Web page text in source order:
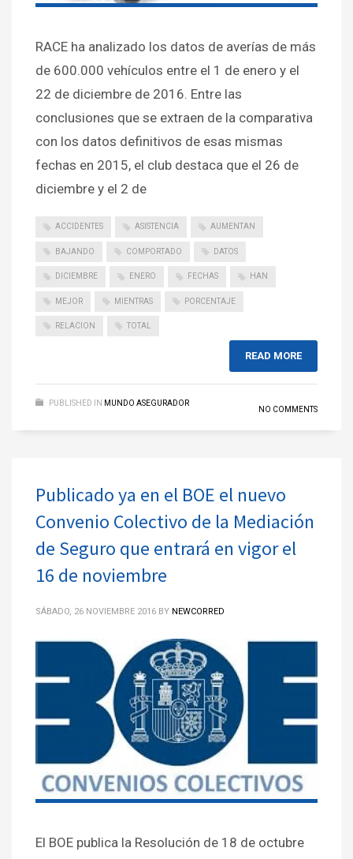
RACE ha analizado los datos de averías de más
de 600.000 vehículos entre el 1 de enero y el
22 de diciembre de 2016. Entre las
conclusiones que se extraen de la comparativa
con los datos definitivos de esas mismas
fechas en 2015, el club destaca que el 26 de
diciembre y el 2 de
ACCIDENTES ASISTENCIA AUMENTAN
BAJANDO COMPORTADO DATOS
DICIEMBRE ENERO FECHAS HAN
MEJOR MIENTRAS PORCENTAJE
RELACION TOTAL
READ MORE
PUBLISHED IN MUNDO ASEGURADOR
NO COMMENTS
Publicado ya en el BOE el nuevo
Convenio Colectivo de la Mediación
de Seguro que entrará en vigor el
16 de noviembre
SÁBADO, 26 NOVIEMBRE 2016 BY NEWCORRED
El BOE publica la Resolución de 18 de octubre